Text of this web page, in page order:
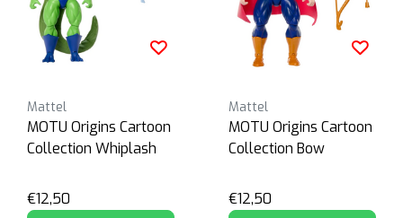
Mattel
MOTU Origins Cartoon
Collection Whiplash
€12,50
Mattel
MOTU Origins Cartoon
Collection Bow
€12,50